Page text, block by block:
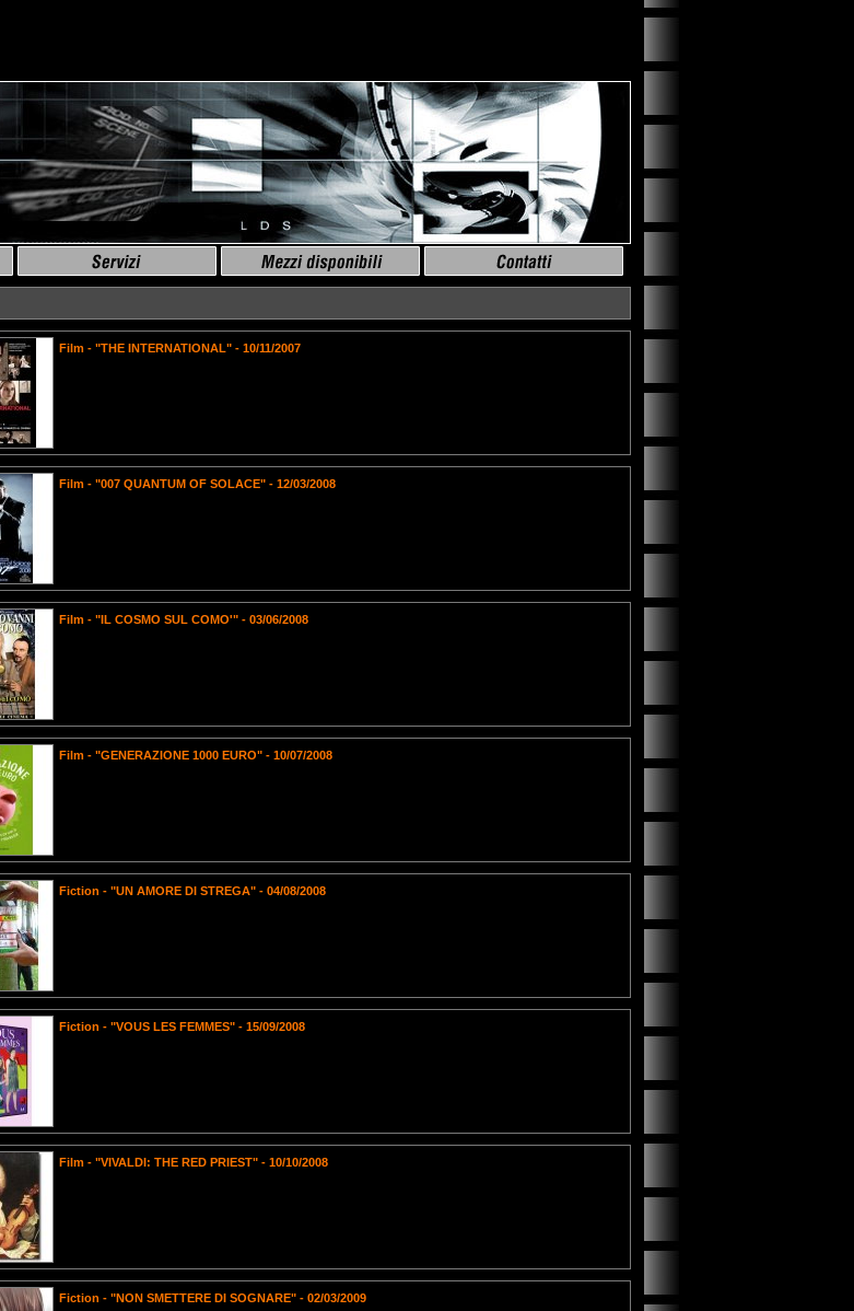
Film - "THE INTERNATIONAL" - 10/11/2007
Film - "007 QUANTUM OF SOLACE" - 12/03/2008
Film - "IL COSMO SUL COMO'" - 03/06/2008
Film - "GENERAZIONE 1000 EURO" - 10/07/2008
Fiction - "UN AMORE DI STREGA" - 04/08/2008
Fiction - "VOUS LES FEMMES" - 15/09/2008
Film - "VIVALDI: THE RED PRIEST" - 10/10/2008
Fiction - "NON SMETTERE DI SOGNARE" - 02/03/2009